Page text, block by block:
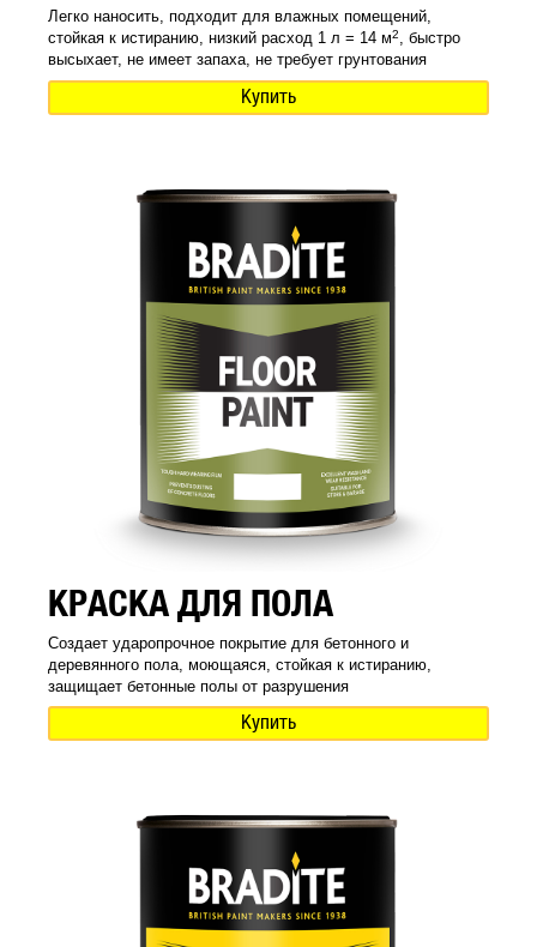
Легко наносить, подходит для влажных помещений,
стойкая к истиранию, низкий расход 1 л = 14 м2, быстро
высыхает, не имеет запаха, не требует грунтования
Купить
КРАСКА ДЛЯ ПОЛА
Создает ударопрочное покрытие для бетонного и
деревянного пола, моющаяся, стойкая к истиранию,
защищает бетонные полы от разрушения
Купить